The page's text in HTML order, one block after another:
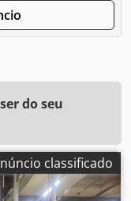
do seu
classificado